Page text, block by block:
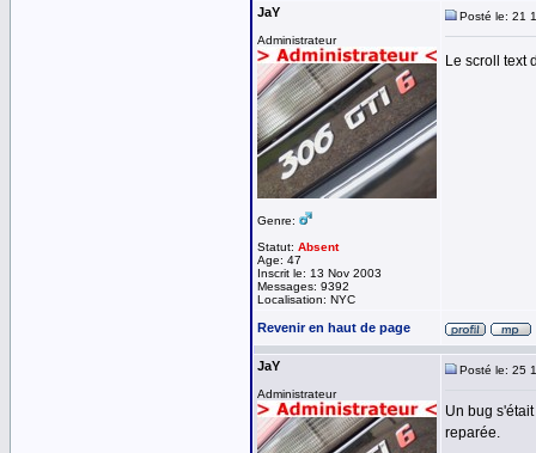
JaY
Administrateur
Genre:
Statut: Absent
Age: 47
Inscrit le: 13 Nov 2003
Messages: 9392
Localisation: NYC
Posté le: 21
Le scroll text
Revenir en haut de page
JaY
Administrateur
Posté le: 25
Un bug
reparée.